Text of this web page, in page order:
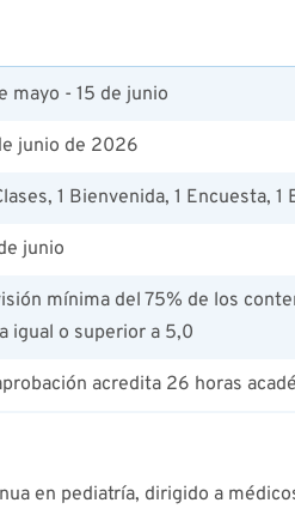
mayo - 15 de junio
junio de 2026
1 Bienvenida, 1 Encuesta, 1
junio
mínima del 75% de los
igual o superior a 5,0
acredita 26 horas
en pediatría, dirigido a